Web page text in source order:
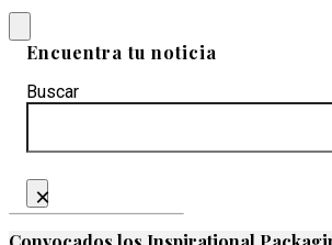
Encuentra tu noticia
Buscar
×